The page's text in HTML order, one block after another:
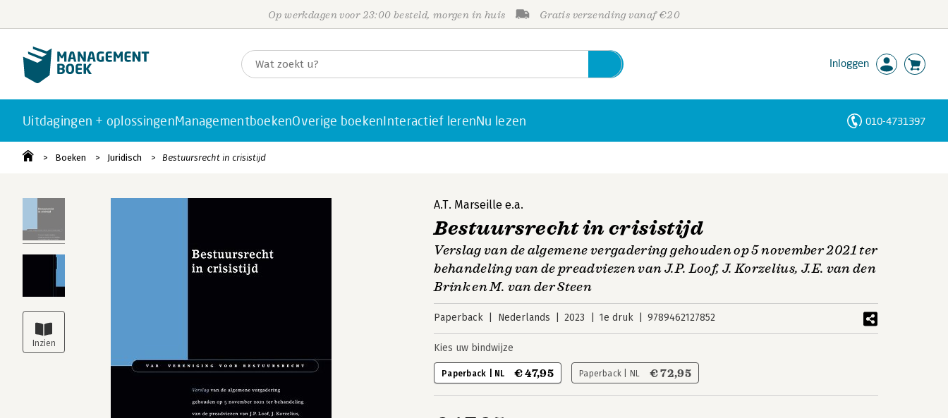
Op werkdagen voor 23:00 besteld, morgen in huis Gratis verzending vanaf €20
Inloggen
Uitdagingen + oplossingenManagementboekenOverige boekenInteractief lerenNu lezen 010-4731397
Boeken Juridisch Bestuursrecht in crisistijd
A.T. Marseille e.a.
Bestuursrecht in crisistijd
Verslag van de algemene vergadering gehouden op 5 november 2021 ter
behandeling van de preadviezen van J.P. Loof, J. Korzelius, J.E. van den
Brink en M. van der Steen
Paperback Nederlands 2023 1e druk 9789462127852
Kies uw bindwijze
Paperback | NL € 47,95 Paperback | NL € 72,95
Personen